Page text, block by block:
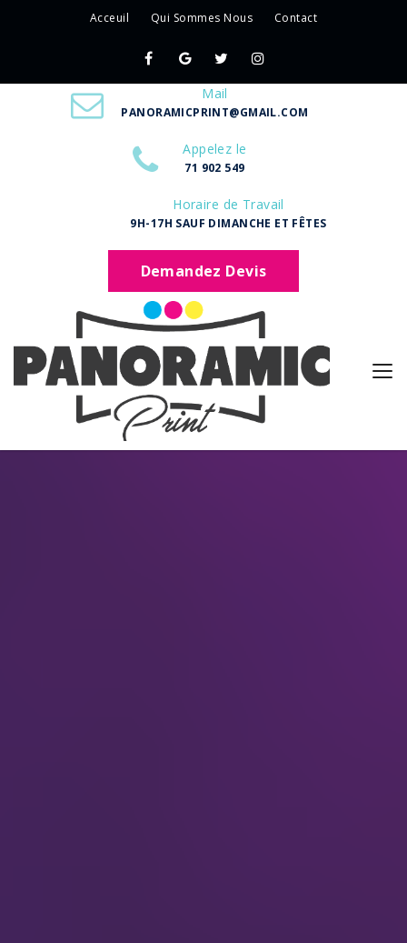
Acceuil Qui Sommes Nous Contact
Mail
PANORAMICPRINT@GMAIL.COM
Appelez le
71 902 549
Horaire de Travail
9H-17H SAUF DIMANCHE ET FÊTES
Demandez Devis